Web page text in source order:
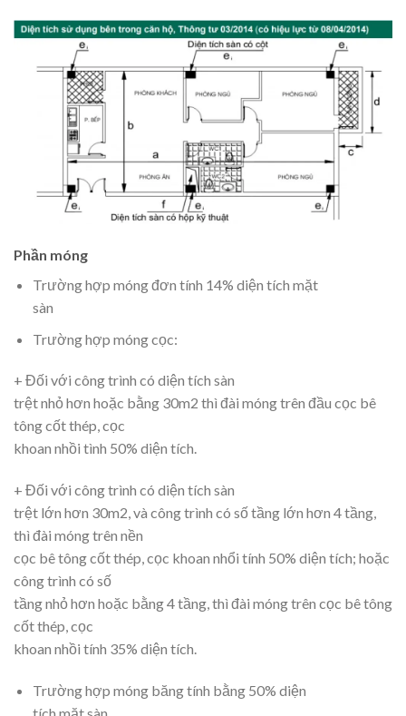
Phần móng
Trường hợp móng đơn tính 14% diện tích mặt
sàn
Trường hợp móng cọc:
+ Đối với công trình có diện tích sàn
trệt nhỏ hơn hoặc bằng 30m2 thì đài móng trên đầu cọc bê
tông cốt thép, cọc
khoan nhồi tình 50% diện tích.
+ Đối với công trình có diện tích sàn
trệt lớn hơn 30m2, và công trình có số tầng lớn hơn 4 tầng,
thì đài móng trên nền
cọc bê tông cốt thép, cọc khoan nhổi tính 50% diện tích; hoặc
công trình có số
tầng nhỏ hơn hoặc bằng 4 tầng, thì đài móng trên cọc bê tông
cốt thép, cọc
khoan nhồi tính 35% diện tích.
Trường hợp móng băng tính bằng 50% diện